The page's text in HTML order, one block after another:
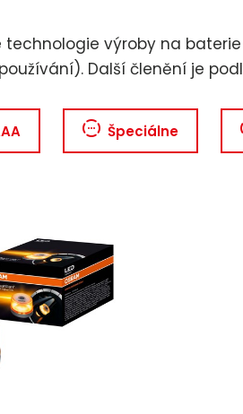
výroby na
Další členění je
Špeciálne